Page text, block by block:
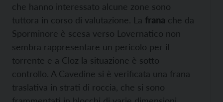
che hanno interessato alcune zone sono
tuttora in corso di valutazione. La frana che da
Sporminore è scesa verso Lovernatico non
sembra rappresentare un pericolo per il
torrente e a Cloz la situazione è sotto
controllo. A Cavedine si è verificata una frana
traslativa in strati di roccia, che si sono